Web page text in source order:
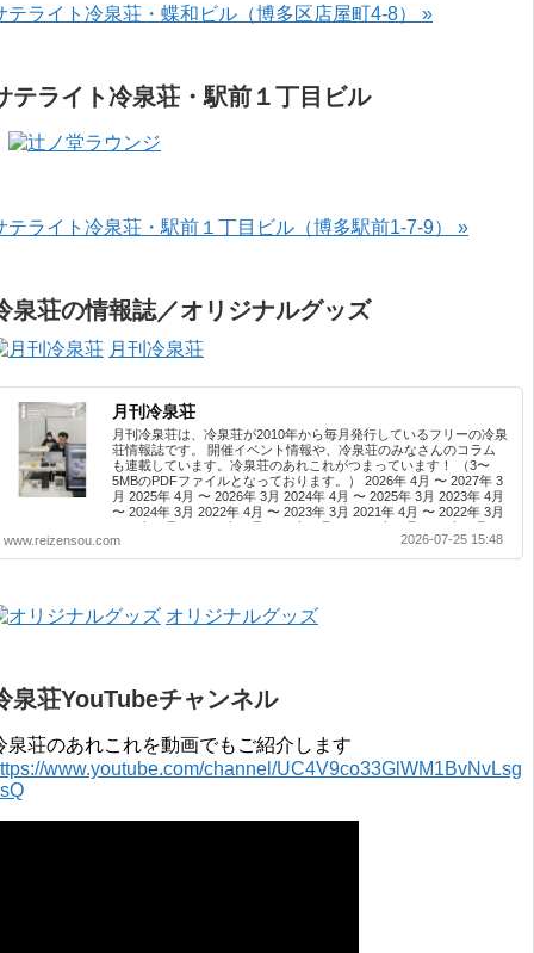
テライト冷泉荘・蝶和ビル（博多区店屋町4-8） »
テライト冷泉荘・駅前１丁目ビル
テライト冷泉荘・駅前１丁目ビル（博多駅前1-7-9） »
泉荘の情報誌／オリジナルグッズ
月刊冷泉荘
月刊冷泉荘
月刊冷泉荘は、冷泉荘が2010年から毎月発行しているフリーの冷泉
荘情報誌です。 開催イベント情報や、冷泉荘のみなさんのコラム
も連載しています。冷泉荘のあれこれがつまっています！ （3〜
5MBのPDFファイルとなっております。） 2026年 4月 〜 2027年 3
月 2025年 4月 〜 2026年 3月 2024年 4月 〜 2025年 3月 2023年 4月
〜 2024年 3月 2022年 4月 〜 2023年 3月 2021年 4月 〜 2022年 3月
2020年 4月 〜 2021年 3月 2019年 4月 〜 2020年 3月 2018年 4月 〜
2019年 3月 2017年 4月 〜 2018年 3月 2016年 4月 〜 2017年 3月
2015年 4月 〜 2016年 3月 2014年 4月 〜 2015年 3月 2013...
www.reizensou.com 2026-07-25 15:48
オリジナルグッズ
泉荘YouTubeチャンネル
泉荘のあれこれを動画でもご紹介します
www.youtube.com/channel/UC4V9co33GlWM1BvNvLsg